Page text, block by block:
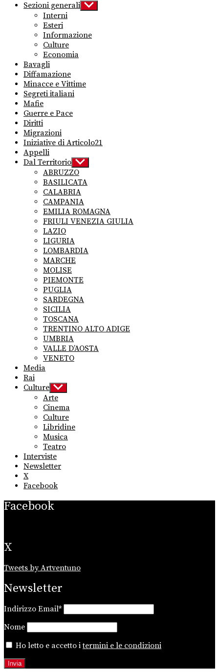
Sezioni generali Show
sub
Interni
Esteri
Informazione
Culture
Economia
Bavagli
Diffamazione
Minacce e Vittime
Segreti italiani
Mafie
Guerre e Pace
Diritti
Migrazioni
Iniziative di Articolo21
Appelli
Dal Territorio Show
sub
menu
ABRUZZO
BASILICATA
CALABRIA
CAMPANIA
EMILIA ROMAGNA
FRIULI VENEZIA GIULIA
LAZIO
LIGURIA
LOMBARDIA
MARCHE
MOLISE
PIEMONTE
PUGLIA
SARDEGNA
SICILIA
TOSCANA
TRENTINO ALTO ADIGE
UMBRIA
VALLE D’AOSTA
VENETO
Media
Rai
Culture Show
sub
menu
Arte
Cinema
Culture
Libridine
Musica
Teatro
Interviste
Newsletter
X
Facebook
Facebook
X
Tweets by Artventuno
Newsletter
Indirizzo Email*
Nome
Ho letto e accetto itermini e le condizioni